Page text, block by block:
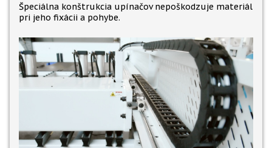
Špeciálna konštrukcia upínačov nepoškodzuje materiál
pri jeho fixácii a pohybe.